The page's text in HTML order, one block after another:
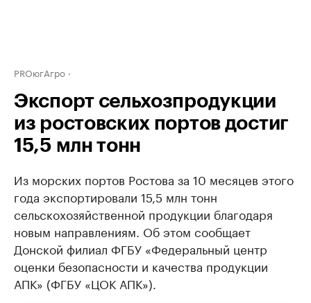
PROюгАгро
Экспорт сельхозпродукции
из ростовских портов достиг
15,5 млн тонн
Из морских портов Ростова за 10 месяцев этого
года экспортировали 15,5 млн тонн
сельскохозяйственной продукции благодаря
новым направлениям. Об этом сообщает
Донской филиал ФГБУ «Федеральный центр
оценки безопасности и качества продукции
АПК» (ФГБУ «ЦОК АПК»).